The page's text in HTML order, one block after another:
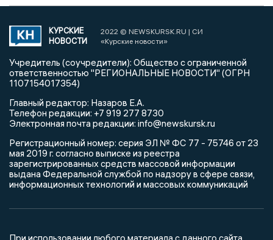
КУРСКИЕ
НОВОСТИ
2022 © NEWSKURSK.RU | СИ
«Курские новости»
Учредитель (соучредители): Общество с ограниченной
ответственностью "РЕГИОНАЛЬНЫЕ НОВОСТИ" (ОГРН
1107154017354)
Главный редактор: Назаров Е.А.
Телефон редакции: +7 919 277 8730
Электронная почта редакции: info@newskursk.ru
Регистрационный номер: серия ЭЛ № ФС 77 - 75746 от 23
мая 2019 г. согласно выписке из реестра
зарегистрированных средств массовой информации
выдана Федеральной службой по надзору в сфере связи,
информационных технологий и массовых коммуникаций